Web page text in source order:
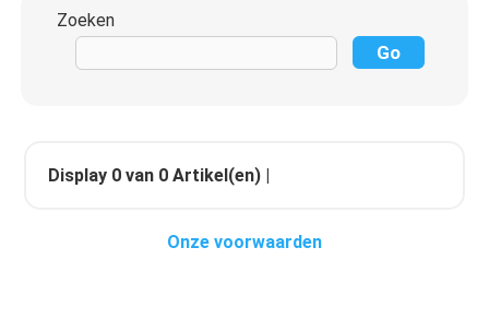
Zoeken
Display 0 van 0 Artikel(en) |
Onze voorwaarden